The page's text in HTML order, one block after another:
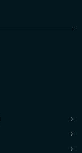
›
›
›